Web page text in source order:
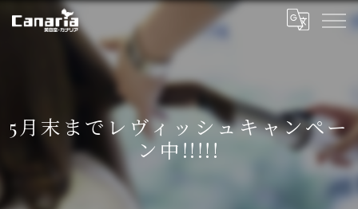
5月末までレヴィッシュキャンペー
ン中!!!!!